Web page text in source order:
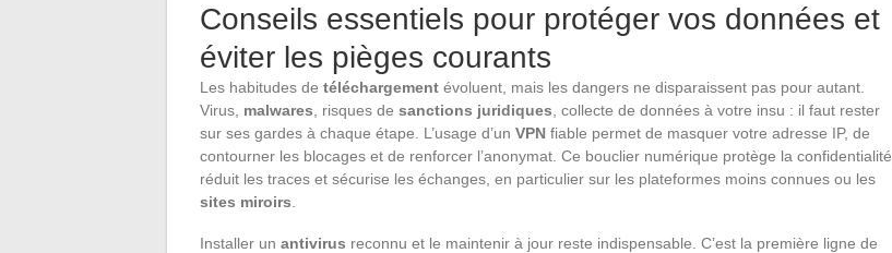
Conseils essentiels pour protéger vos données et
éviter les pièges courants
Les habitudes de téléchargement évoluent, mais les dangers ne disparaissent pas pour autant.
Virus, malwares , risques de sanctions juridiques , collecte de données à votre insu : il faut rester
sur ses gardes à chaque étape. L’usage d’un VPN fiable permet de masquer votre adresse IP, de
contourner les blocages et de renforcer l’anonymat. Ce bouclier numérique protège la confidentialité,
réduit les traces et sécurise les échanges, en particulier sur les plateformes moins connues ou les
sites miroirs
Installer un antivirus reconnu et le maintenir à jour reste indispensable. C’est la première ligne de